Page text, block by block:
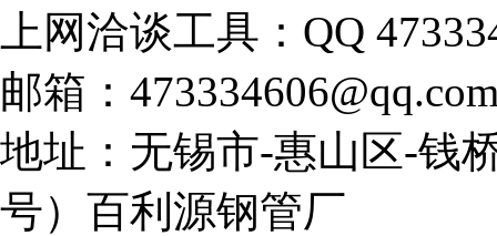
上网洽谈工具：QQ
邮箱：
地址：无锡市-惠山区-钱
号）百利源钢管厂